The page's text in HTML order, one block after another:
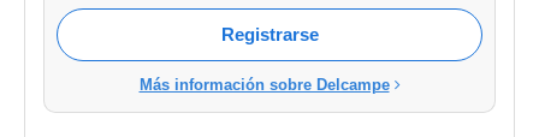
Registrarse
Más información sobre Delcampe